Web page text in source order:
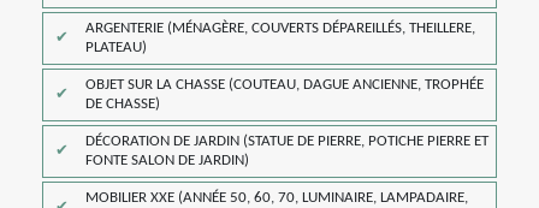
ARGENTERIE (MÉNAGÈRE, COUVERTS DÉPAREILLÉS, THEILLERE,
PLATEAU)
OBJET SUR LA CHASSE (COUTEAU, DAGUE ANCIENNE, TROPHÉE
DE CHASSE)
DÉCORATION DE JARDIN (STATUE DE PIERRE, POTICHE PIERRE ET
FONTE SALON DE JARDIN)
MOBILIER XXE (ANNÉE 50, 60, 70, LUMINAIRE, LAMPADAIRE,